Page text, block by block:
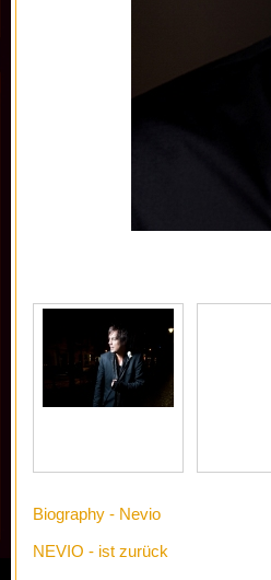
Biography - Nevio
NEVIO - ist zurück